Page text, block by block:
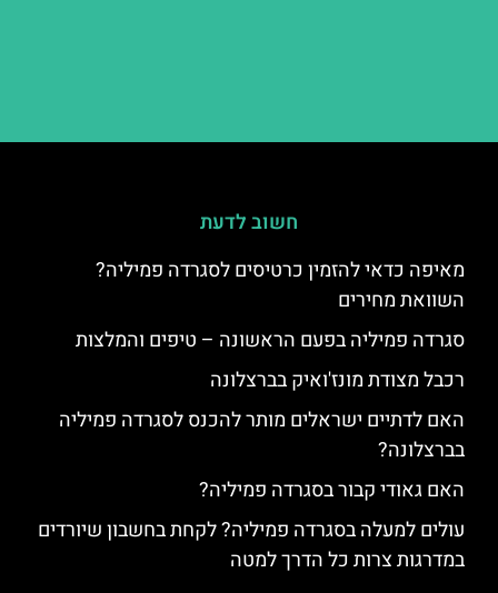
חשוב לדעת
מאיפה כדאי להזמין כרטיסים לסגרדה פמיליה?
השוואת מחירים
סגרדה פמיליה בפעם הראשונה – טיפים והמלצות
רכבל מצודת מונז'ואיק בברצלונה
האם לדתיים ישראלים מותר להכנס לסגרדה פמיליה
בברצלונה?
האם גאודי קבור בסגרדה פמיליה?
עולים למעלה בסגרדה פמיליה? לקחת בחשבון שיורדים
במדרגות צרות כל הדרך למטה